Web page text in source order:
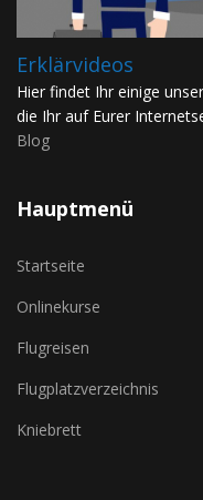
Erklärvideos
Hier findet Ihr einige
die Ihr auf Eurer
Blog
Hauptmenü
Startseite
Onlinekurse
Flugreisen
Flugplatzverzeichnis
Kniebrett